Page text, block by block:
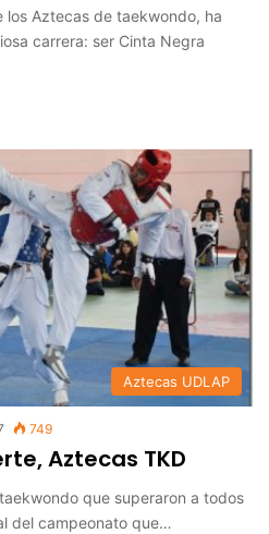
los Aztecas de taekwondo, ha
carrera: ser Cinta Negra
Aztecas UDLAP
749
Aztecas TKD
que superaron a todos
del campeonato que…